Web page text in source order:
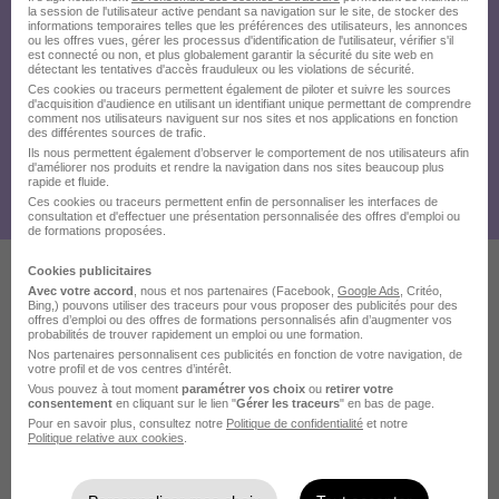
Ces offres pourraient aussi
vous intéresser
la session de l'utilisateur active pendant sa navigation sur le site, de stocker des
informations temporaires telles que les préférences des utilisateurs, les annonces
ou les offres vues, gérer les processus d'identification de l'utilisateur, vérifier s'il
est connecté ou non, et plus globalement garantir la sécurité du site web en
détectant les tentatives d'accès frauduleux ou les violations de sécurité.
Ces cookies ou traceurs permettent également de piloter et suivre les sources
d'acquisition d'audience en utilisant un identifiant unique permettant de comprendre
comment nos utilisateurs naviguent sur nos sites et nos applications en fonction
des différentes sources de trafic.
Ils nous permettent également d’observer le comportement de nos utilisateurs afin
d'améliorer nos produits et rendre la navigation dans nos sites beaucoup plus
rapide et fluide.
Ces cookies ou traceurs permettent enfin de personnaliser les interfaces de
consultation et d'effectuer une présentation personnalisée des offres d'emploi ou
de formations proposées.
Cookies publicitaires
Avec votre accord , nous et nos partenaires (Facebook, Google Ads , Critéo,
Bing,) pouvons utiliser des traceurs pour vous proposer des publicités pour des
offres d’emploi ou des offres de formations personnalisés afin d’augmenter vos
probabilités de trouver rapidement un emploi ou une formation.
Nos partenaires personnalisent ces publicités en fonction de votre navigation, de
votre profil et de vos centres d’intérêt.
Vous pouvez à tout moment paramétrer vos choix ou retirer votre
consentement en cliquant sur le lien "Gérer les traceurs" en bas de page.
Pour en savoir plus, consultez notre Politique de confidentialité et notre
Politique relative aux cookies